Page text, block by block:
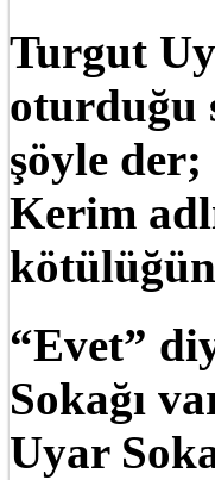
Turgut
oturduğu
şöyle
Kerim
“Evet”
Sokağı
Uyar